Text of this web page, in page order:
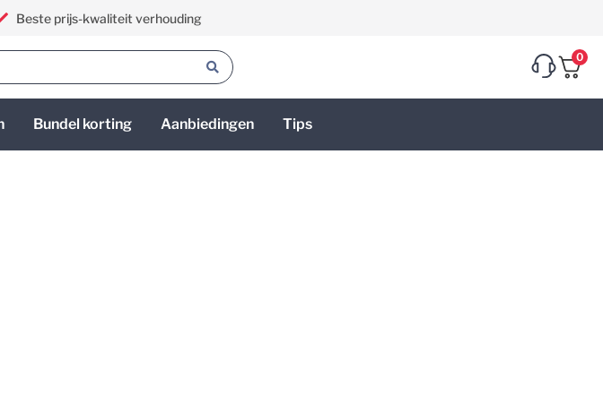
Beste prijs-kwaliteit verhouding
0
Bundel korting Aanbiedingen Tips